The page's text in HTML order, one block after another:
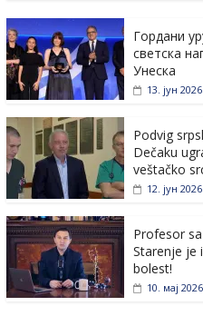
e
b
o
o
k
itt
er e
dI
n
Гордани
светска
Унеска
13. јун 2026.
Podvig
Dečaku
veštačko
12. јун 2026.
Profesor
Starenje je
bolest!
10. мај